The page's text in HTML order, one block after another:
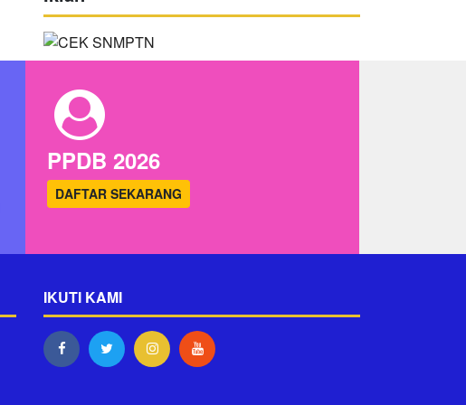
PPDB 2026
DAFTAR SEKARANG
IKUTI KAMI